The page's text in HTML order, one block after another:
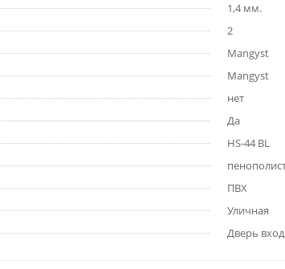
1,4 мм.
2
Mangyst
Mangyst
нет
Да
HS-44 BL
ПВХ
Уличная
Дверь